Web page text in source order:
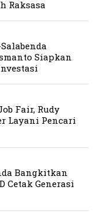
Raksasa
Siapkan
Fair, Rudy
Layani Pencari
Bangkitkan
Cetak Generasi